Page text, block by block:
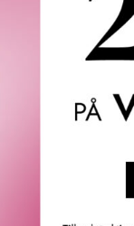
· Unik hydra-
· Fuktighetsgir
· 30% glattere
· SuperQuench